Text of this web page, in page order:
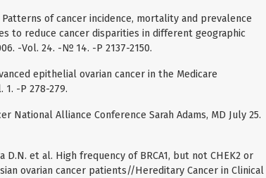
Patterns of cancer incidence, mortality and prevalence
to reduce cancer disparities in different geographic
-Vol. 24. -№ 14. -Р 2137-2150.
epithelial ovarian cancer in the Medicare
1. -Р 278-279.
National Alliance Conference Sarah Adams, MD July 25.
D.N. et al. High frequency of BRCA1, but not CHEK2 or
ovarian cancer patients//Hereditary Cancer in Clinical